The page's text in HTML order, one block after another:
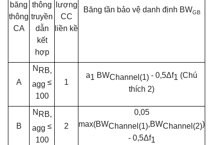
băng
thông
CA
thông
truyền
dẫn
kết
hợp
lượng
CC
liền kề
Băng tần bảo vệ danh định BWgb
A
N RB,
agg ≤
100
1
a1 BWChannel(1) - 0,5Δf1 (Chú
thích 2)
B
N RB,
agg ≤
100
2
0,05
max(BWChannel(1),BWChannel(2))
- 0,5Δf1